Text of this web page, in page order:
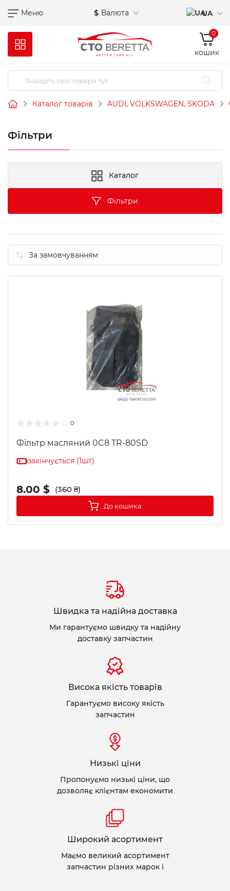
Меню $ Валюта UA
0
кошик
Каталог товарів AUDI, VOLKSWAGEN, SKODA
Фільтри
Каталог
Фільтри
0
Фільтр масляний 0C8 TR-80SD
закінчується (1шт)
8.00 $ (360 ₴)
До кошика
Швидка та надійна доставка
Ми гарантуємо швидку та надійну
доставку запчастин
Висока якість товарів
Гарантуємо високу якість
запчастин
Низькі ціни
Пропонуємо низькі ціни, що
дозволяє клієнтам економити
Широкий асортимент
Маємо великий асортимент
запчастин різних марок і